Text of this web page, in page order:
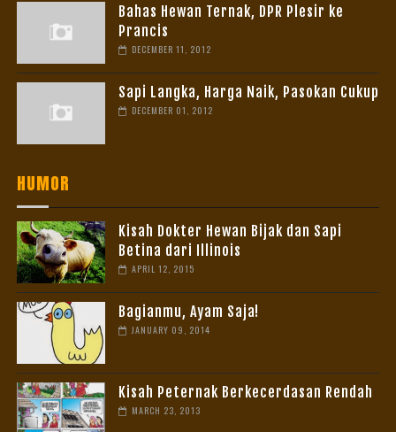
Bahas Hewan Ternak, DPR Plesir ke
Prancis
DECEMBER 11, 2012
Sapi Langka, Harga Naik, Pasokan Cukup
DECEMBER 01, 2012
HUMOR
Kisah Dokter Hewan Bijak dan Sapi
Betina dari Illinois
APRIL 12, 2015
Bagianmu, Ayam Saja!
JANUARY 09, 2014
Kisah Peternak Berkecerdasan Rendah
MARCH 23, 2013